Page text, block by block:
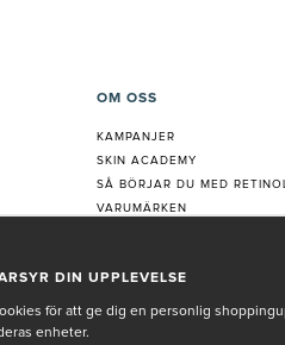
OM OSS
KAMPANJER
SKIN ACADEMY
SÅ BÖRJAR DU MED
VARUMÄRKEN
VÅR PERSONAL
DIN UPPLEVELSE
för att ge dig en personlig
enheter.